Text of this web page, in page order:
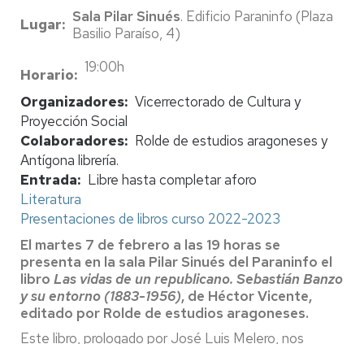
Lugar
Sala Pilar Sinués. Edificio Paraninfo (Plaza
Basilio Paraíso, 4)
Horario
19:00h
Organizadores Vicerrectorado de Cultura y
Proyección Social
Colaboradores
Rolde de estudios aragoneses y
Antígona librería.
Entrada
Libre hasta completar aforo
Literatura
Presentaciones de libros curso 2022-2023
El martes 7 de febrero a las 19 horas se
presenta en la sala Pilar Sinués del Paraninfo el
libro Las vidas de un republicano. Sebastián Banzo
y su entorno (1883-1956), de Héctor Vicente,
editado por Rolde de estudios aragoneses.
Este libro, prologado por José Luis Melero, nos